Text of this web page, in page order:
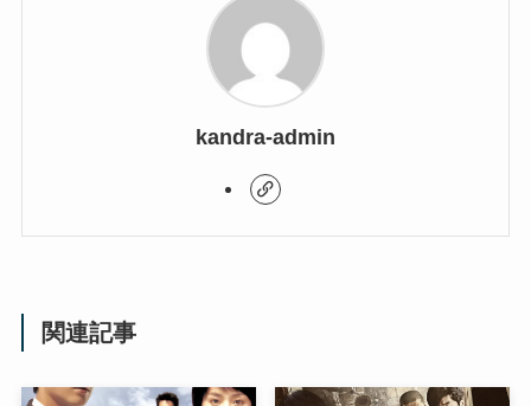
kandra-admin
関連記事